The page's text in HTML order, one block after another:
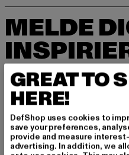
MELDE
BEN!
Melde dich hier für
erhalte künftig
nds, Angebote und
er E-Mail!
GREAT TO
HERE!
DefShop uses cookies to
save your preferences,
provide and measure
advertising. In addition, we